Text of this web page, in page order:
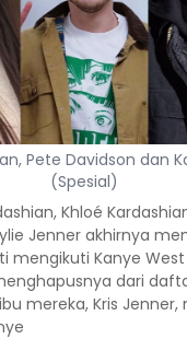
Pete Davidson dan
(Spesial)
Khloé
Jenner akhirnya
mengikuti Kanye
dari
mereka, Kris Jenner,